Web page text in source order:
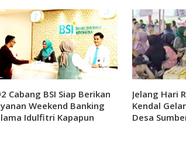
PT Hara Jakarta
2025
Cabang BSI Siap Berikan
Weekend Banking
Idulfitri Kapapun
Jelang Hari
Kendal
Desa